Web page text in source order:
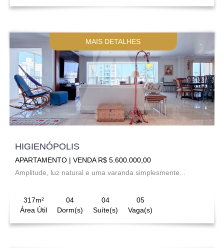
MAIS DETALHES
HIGIENÓPOLIS
APARTAMENTO | VENDA R$ 5.600.000,00
Amplitude, luz natural e uma varanda simplesmente...
317m²
Área Útil
04
Dorm(s)
04
Suíte(s)
05
Vaga(s)